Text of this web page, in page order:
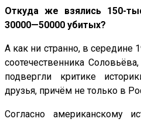
Откуда же взялись 150-
30000—50000 убитых?
А как ни странно, в середине
соотечественника
подвергли критике
друзья, причём не только в
Согласно американскому